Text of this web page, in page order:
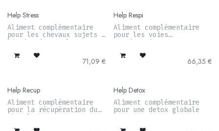
Help Stress
Aliment complémentaire
pour les chevaux sujets à
l'agitation et la
71,09 €
Help Respi
Aliment complémentaire
pour les voies
respiratoires
66,35 €
Help Recup
Aliment complémentaire
pour la récupération du
cheval de sport
Help Detox
Aliment complémentaire
pour une detox globale